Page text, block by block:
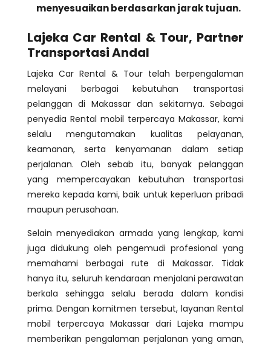
menyesuaikan berdasarkan jarak tujuan.
Lajeka Car Rental & Tour, Partner
Transportasi Andal
Lajeka Car Rental & Tour telah berpengalaman
melayani berbagai kebutuhan transportasi
pelanggan di Makassar dan sekitarnya. Sebagai
penyedia Rental mobil terpercaya Makassar, kami
selalu mengutamakan kualitas pelayanan,
keamanan, serta kenyamanan dalam setiap
perjalanan. Oleh sebab itu, banyak pelanggan
yang mempercayakan kebutuhan transportasi
mereka kepada kami, baik untuk keperluan pribadi
maupun perusahaan.
Selain menyediakan armada yang lengkap, kami
juga didukung oleh pengemudi profesional yang
memahami berbagai rute di Makassar. Tidak
hanya itu, seluruh kendaraan menjalani perawatan
berkala sehingga selalu berada dalam kondisi
prima. Dengan komitmen tersebut, layanan Rental
mobil terpercaya Makassar dari Lajeka mampu
memberikan pengalaman perjalanan yang aman,